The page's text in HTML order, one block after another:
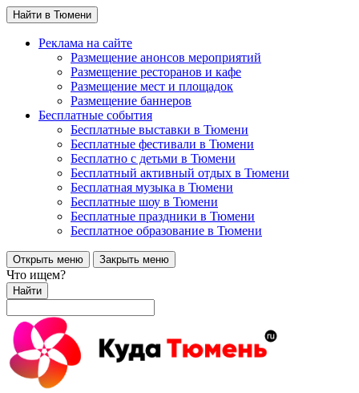
Найти в Тюмени
Реклама на сайте
Размещение анонсов мероприятий
Размещение ресторанов и кафе
Размещение мест и площадок
Размещение баннеров
Бесплатные события
Бесплатные выставки в Тюмени
Бесплатные фестивали в Тюмени
Бесплатно с детьми в Тюмени
Бесплатный активный отдых в Тюмени
Бесплатная музыка в Тюмени
Бесплатные шоу в Тюмени
Бесплатные праздники в Тюмени
Бесплатное образование в Тюмени
Открыть меню Закрыть меню
Что ищем?
Найти